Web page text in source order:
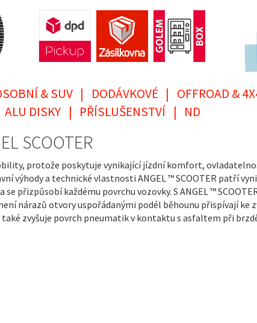
& SUV | DODÁVKOVÉ | OFFROAD &
ALU DISKY | PŘÍSLUŠENSTVÍ | ND
SCOOTER
protože poskytuje vynikající jízdní komfort,
výhody a technické vlastnosti ANGEL ™ SCOOTER patří
přizpůsobí každému povrchu vozovky. S ANGEL ™
nárazů otvory uspořádanými podél běhounu přispívají
zvyšuje povrch pneumatik v kontaktu s asfaltem při